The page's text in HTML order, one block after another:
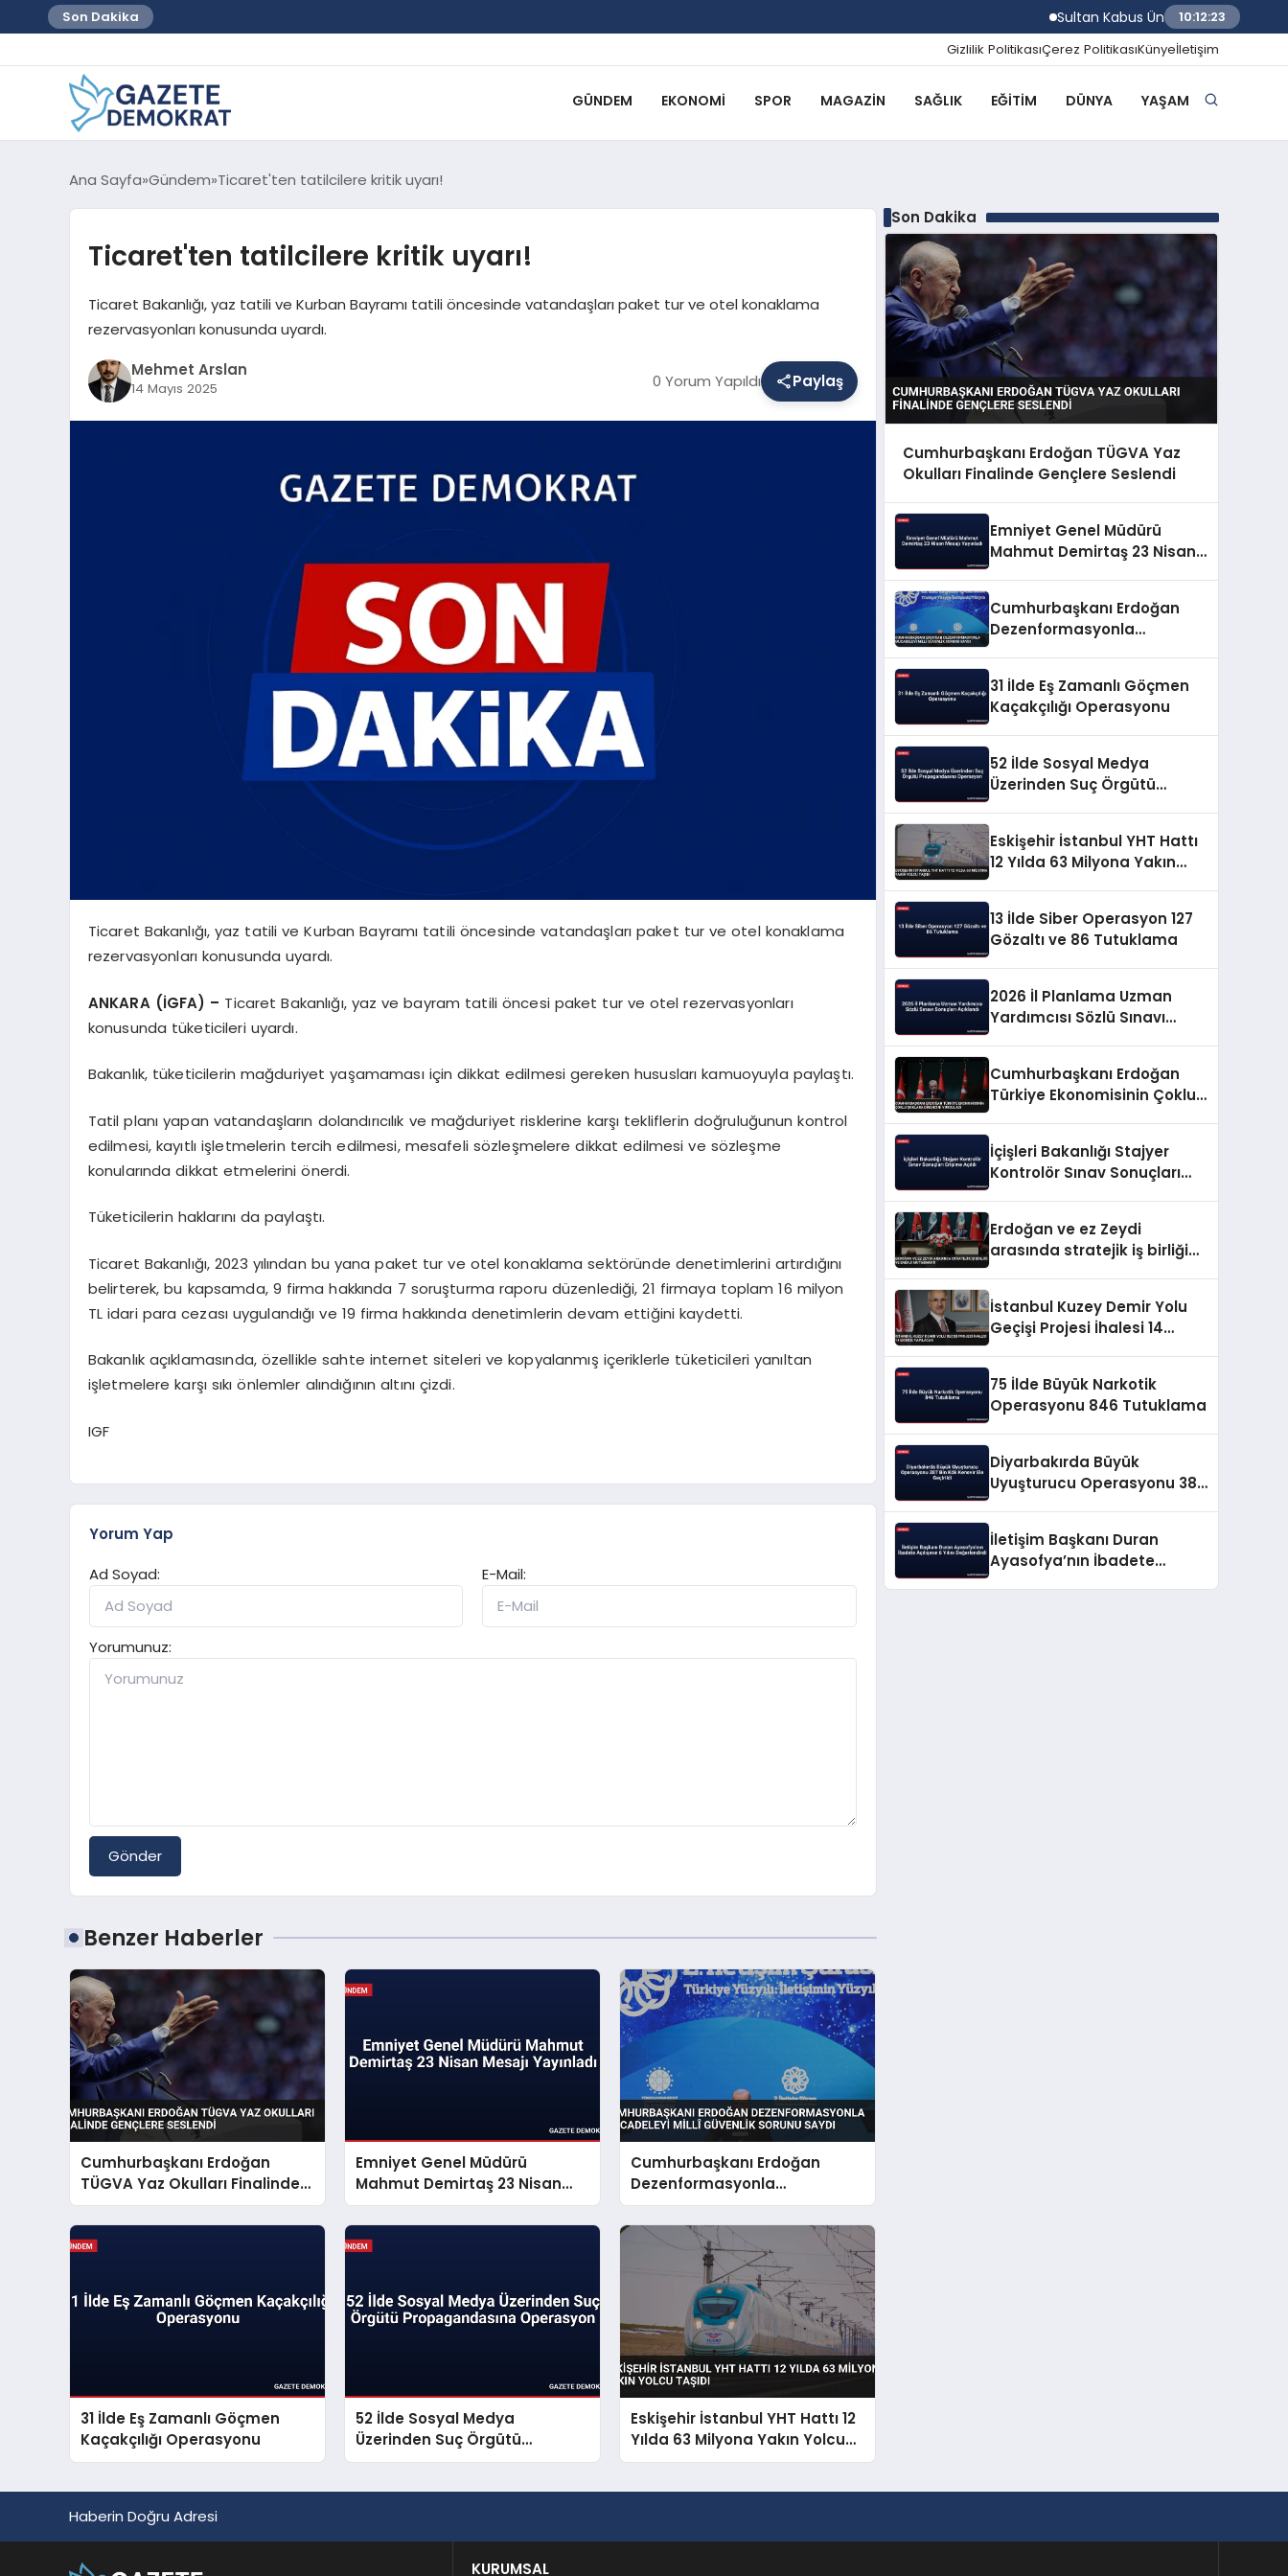
Son Dakika Sultan Kabus Üniversitesi Afaq
10:12:24
Gizlilik PolitikasıÇerez PolitikasıKünyeİletişim
GÜNDEM EKONOMI SPOR MAGAZIN SAĞLIK EĞITIM DÜNYA YAŞAM
Ana Sayfa Gündem Ticaret'ten tatilcilere kritik uyarı!
Ticaret'ten tatilcilere kritik uyarı!
Ticaret Bakanlığı, yaz tatili ve Kurban Bayramı tatili öncesinde vatandaşları paket tur ve otel konaklama
rezervasyonları konusunda uyardı.
Mehmet Arslan
14 Mayıs 2025 0 Yorum Yapıldı Paylaş
Ticaret Bakanlığı, yaz tatili ve Kurban Bayramı tatili öncesinde vatandaşları paket tur ve otel konaklama
rezervasyonları konusunda uyardı.
ANKARA (İGFA) – Ticaret Bakanlığı, yaz ve bayram tatili öncesi paket tur ve otel rezervasyonları
konusunda tüketicileri uyardı.
Bakanlık, tüketicilerin mağduriyet yaşamaması için dikkat edilmesi gereken hususları kamuoyuyla paylaştı.
Tatil planı yapan vatandaşların dolandırıcılık ve mağduriyet risklerine karşı tekliflerin doğruluğunun kontrol
edilmesi, kayıtlı işletmelerin tercih edilmesi, mesafeli sözleşmelere dikkat edilmesi ve sözleşme
konularında dikkat etmelerini önerdi.
Tüketicilerin haklarını da paylaştı.
Ticaret Bakanlığı, 2023 yılından bu yana paket tur ve otel konaklama sektöründe denetimlerini artırdığını
belirterek, bu kapsamda, 9 firma hakkında 7 soruşturma raporu düzenlediği, 21 firmaya toplam 16 milyon
TL idari para cezası uygulandığı ve 19 firma hakkında denetimlerin devam ettiğini kaydetti.
Bakanlık açıklamasında, özellikle sahte internet siteleri ve kopyalanmış içeriklerle tüketicileri yanıltan
işletmelere karşı sıkı önlemler alındığının altını çizdi.
IGF
Yorum Yap
Ad Soyad:
E-Mail:
Yorumunuz:
Gönder
Benzer Haberler
Cumhurbaşkanı Erdoğan
TÜGVA Yaz Okulları Finalinde
Gençlere Seslendi
Emniyet Genel Müdürü
Mahmut Demirtaş 23 Nisan
Mesajı Yayınladı
Cumhurbaşkanı Erdoğan
Dezenformasyonla
Mücadeleyi Millî Güvenlik
Sorunu Saydı
31 İlde Eş Zamanlı Göçmen
Kaçakçılığı Operasyonu
52 İlde Sosyal Medya
Üzerinden Suç Örgütü
Propagandasına Operasyon
Eskişehir İstanbul YHT Hattı 12
Yılda 63 Milyona Yakın Yolcu
Taşıdı
Son Dakika
Cumhurbaşkanı Erdoğan TÜGVA Yaz
Okulları Finalinde Gençlere Seslendi
Emniyet Genel Müdürü
Mahmut Demirtaş 23 Nisan
Cumhurbaşkanı Erdoğan
Dezenformasyonla
31 İlde Eş Zamanlı Göçmen
Kaçakçılığı Operasyonu
52 İlde Sosyal Medya
Üzerinden Suç Örgütü
Eskişehir İstanbul YHT Hattı
12 Yılda 63 Milyona Yakın
13 İlde Siber Operasyon 127
Gözaltı ve 86 Tutuklama
2026 İl Planlama Uzman
Yardımcısı Sözlü Sınavı
Cumhurbaşkanı Erdoğan
Türkiye Ekonomisinin Çoklu
İçişleri Bakanlığı Stajyer
Kontrolör Sınav Sonuçları
Erdoğan ve ez Zeydi
arasında stratejik iş birliği
İstanbul Kuzey Demir Yolu
Geçişi Projesi İhalesi 14
75 İlde Büyük Narkotik
Operasyonu 846 Tutuklama
Diyarbakırda Büyük
Uyuşturucu Operasyonu 387
İletişim Başkanı Duran
Ayasofya’nın İbadete
Haberin Doğru Adresi
KURUMSAL